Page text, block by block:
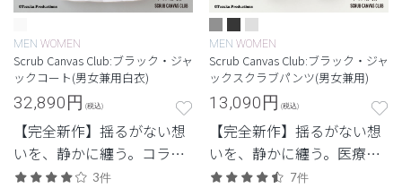
MEN WOMEN
Scrub Canvas Club:ブラック・ジャ
ックコート(男女兼用白衣)
32,890円 (税込)
【完全新作】揺るがない想
いを、静かに纏う。コラボ
レーション初の白衣。
3件
MEN WOMEN
Scrub Canvas Club:ブラック・ジャ
ックスクラブパンツ(男女兼用)
13,090円 (税込)
【完全新作】揺るがない想
いを、静かに纏う。医療漫
画の不朽の名作とのコラボ
7件